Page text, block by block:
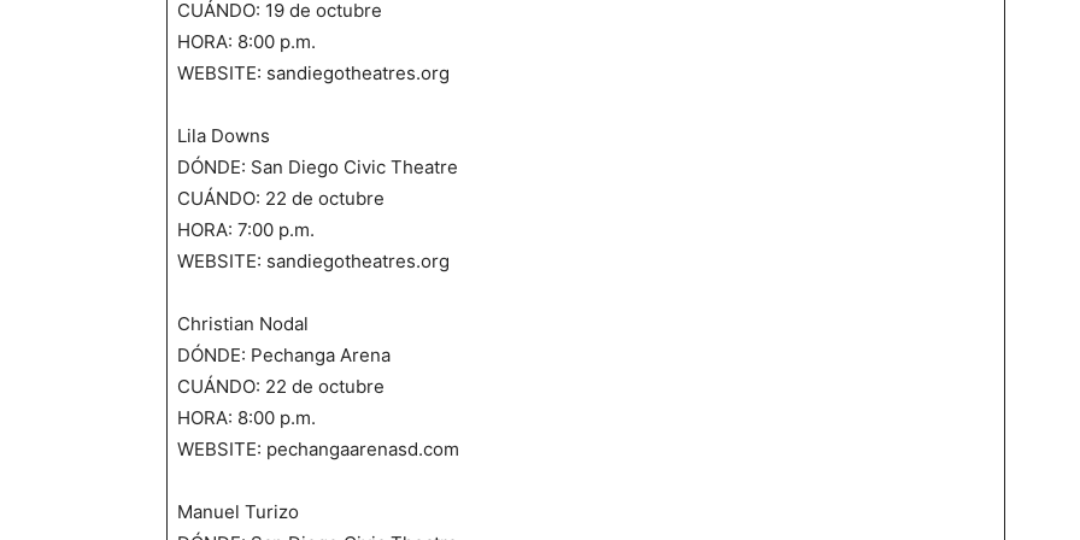
CUÁNDO: 19 de octubre
HORA: 8:00 p.m.
WEBSITE: sandiegotheatres.org
Lila Downs
DÓNDE: San Diego Civic Theatre
CUÁNDO: 22 de octubre
HORA: 7:00 p.m.
WEBSITE: sandiegotheatres.org
Christian Nodal
DÓNDE: Pechanga Arena
CUÁNDO: 22 de octubre
HORA: 8:00 p.m.
WEBSITE: pechangaarenasd.com
Manuel Turizo